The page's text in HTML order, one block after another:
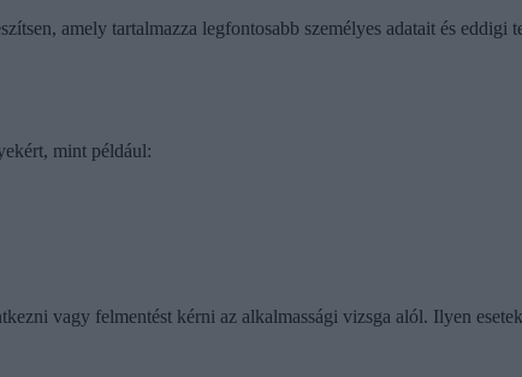
amely tartalmazza legfontosabb személyes adatait és eddigi
mint például:
vagy felmentést kérni az alkalmassági vizsga alól. Ilyen